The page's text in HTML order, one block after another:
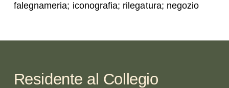
falegnameria; iconografia; rilegatura; negozio
Residente al Collegio